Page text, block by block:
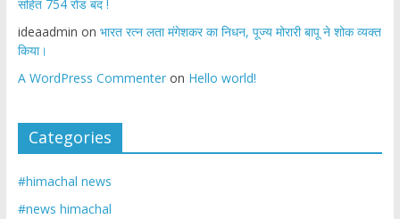
सहित 754 रोड बंद !
ideaadmin on भारत रत्न लता मंगेशकर का निधन, पूज्य मोरारी बापू ने शोक व्यक्त
किया।
A WordPress Commenteron Hello world!
Categories
#himachal news
#news himachal